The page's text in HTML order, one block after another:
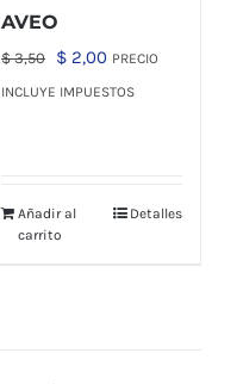
AVEO
$3,50
El
precio
$ 2,00El
precio
PRECIO
INCLUYE IMPUESTOS
Añadir al
carrito
Detalles